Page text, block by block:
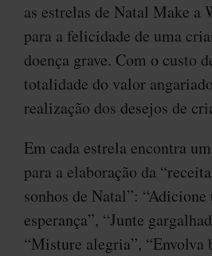
as estrelas de Natal Make
para a felicidade de uma
doença grave. Com o custo
totalidade do valor
realização dos desejos de
Em cada estrela encontra
para a elaboração da
sonhos de Natal”:
esperança”, “Junte
“Misture alegria”, “Envolva